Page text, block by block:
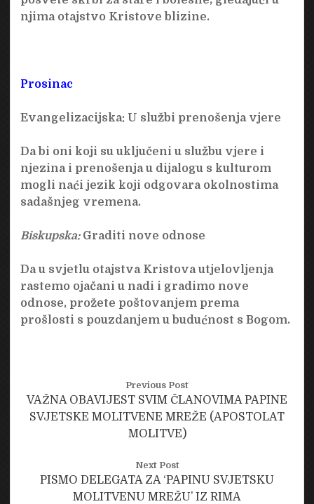
njima otajstvo Kristove blizine.
Prosinac
Evangelizacijska: U službi prenošenja vjere
Da bi oni koji su uključeni u službu vjere i
njezina i prenošenja u dijalogu s kulturom
mogli naći jezik koji odgovara okolnostima
sadašnjeg vremena.
Biskupska: Graditi nove odnose
Da u svjetlu otajstva Kristova utjelovljenja
rastemo ojačani u nadi i gradimo nove
odnose, prožete poštovanjem prema
prošlosti s pouzdanjem u budućnost s Bogom.
Previous Post
VAŽNA OBAVIJEST SVIM ČLANOVIMA PAPINE
SVJETSKE MOLITVENE MREŽE (APOSTOLAT
MOLITVE)
Next Post
PISMO DELEGATA ZA ‘PAPINU SVJETSKU
MOLITVENU MREŽU’ IZ RIMA